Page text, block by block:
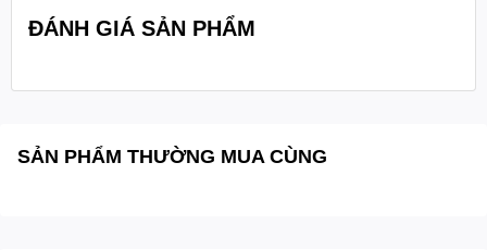
ĐÁNH GIÁ SẢN PHẨM
SẢN PHẨM THƯỜNG MUA CÙNG